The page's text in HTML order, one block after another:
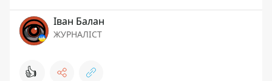
Іван Балан
ЖУРНАЛІСТ
👍